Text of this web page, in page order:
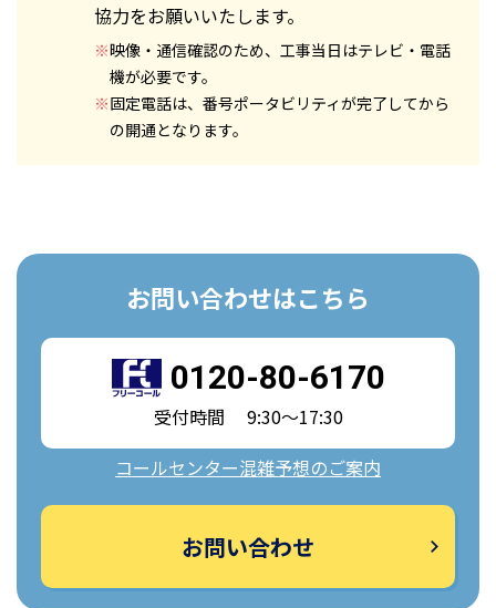
協力をお願いいたします。
※映像・通信確認のため、工事当日はテレビ・電話
機が必要です。
※固定電話は、番号ポータビリティが完了してから
の開通となります。
お問い合わせはこちら
0120-80-6170
受付時間 9:30～17:30
コールセンター混雑予想のご案内
お問い合わせ